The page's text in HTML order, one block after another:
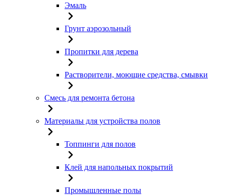
Эмаль
Грунт аэрозольный
Пропитки для дерева
Растворители, моющие средства, смывки
Смесь для ремонта бетона
Материалы для устройства полов
Топпинги для полов
Клей для напольных покрытий
Промышленные полы